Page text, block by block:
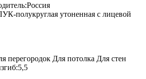
Россия
полукруглая утоненная с лицевой
перегородок Для потолка Для стен
5,5